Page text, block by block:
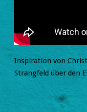
Inspiration von
Strangfeld über den